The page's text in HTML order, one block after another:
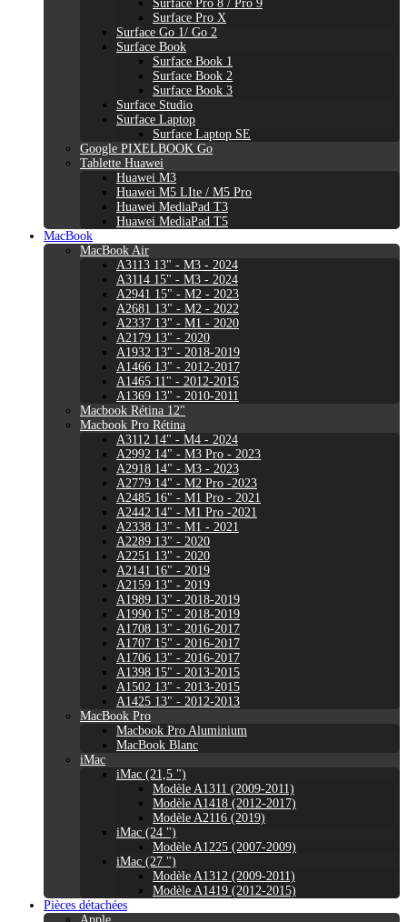
Surface Pro 8 / Pro 9
Surface Pro X
Surface Go 1/ Go 2
Surface Book
Surface Book 1
Surface Book 2
Surface Book 3
Surface Studio
Surface Laptop
Surface Laptop SE
Google PIXELBOOK Go
Tablette Huawei
Huawei M3
Huawei M5 LIte / M5 Pro
Huawei MediaPad T3
Huawei MediaPad T5
MacBook
MacBook Air
A3113 13" - M3 - 2024
A3114 15" - M3 - 2024
A2941 15" - M2 - 2023
A2681 13" - M2 - 2022
A2337 13" - M1 - 2020
A2179 13" - 2020
A1932 13" - 2018-2019
A1466 13" - 2012-2017
A1465 11" - 2012-2015
A1369 13" - 2010-2011
Macbook Rétina 12"
Macbook Pro Rétina
A3112 14" - M4 - 2024
A2992 14" - M3 Pro - 2023
A2918 14" - M3 - 2023
A2779 14" - M2 Pro -2023
A2485 16" - M1 Pro - 2021
A2442 14" - M1 Pro -2021
A2338 13" - M1 - 2021
A2289 13" - 2020
A2251 13" - 2020
A2141 16" - 2019
A2159 13" - 2019
A1989 13" - 2018-2019
A1990 15" - 2018-2019
A1708 13" - 2016-2017
A1707 15" - 2016-2017
A1706 13" - 2016-2017
A1398 15" - 2013-2015
A1502 13" - 2013-2015
A1425 13" - 2012-2013
MacBook Pro
Macbook Pro Aluminium
MacBook Blanc
iMac
iMac (21,5 ")
Modèle A1311 (2009-2011)
Modèle A1418 (2012-2017)
Modèle A2116 (2019)
iMac (24 ")
Modèle A1225 (2007-2009)
iMac (27 ")
Modèle A1312 (2009-2011)
Modèle A1419 (2012-2015)
Pièces détachées